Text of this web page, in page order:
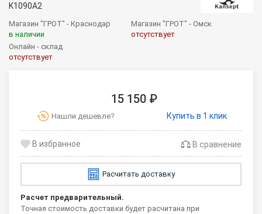
K1090A2
Магазин "ГРОТ" - Краснодар
в наличии
Магазин "ГРОТ" - Омск
отсутствует
Онлайн - склад
отсутствует
15 150 ₽
Нашли дешевле? Купить в 1 клик
В сравнение
Расчитать доставку
Расчет предварительный.
Точная стоимость доставки будет расчитана при